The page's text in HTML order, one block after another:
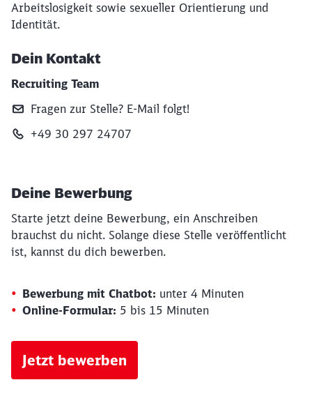
Arbeitslosigkeit sowie sexueller Orientierung und
Identität.
Dein Kontakt
Recruiting Team
Fragen zur Stelle? E‑Mail folgt!
+49 30 297 24707
Deine Bewerbung
Starte jetzt deine Bewerbung, ein Anschreiben
brauchst du nicht. Solange diese Stelle veröffentlicht
ist, kannst du dich bewerben.
Bewerbung mit Chatbot: unter 4 Minuten
Online-Formular: 5 bis 15 Minuten
Jetzt bewerben